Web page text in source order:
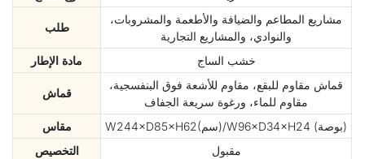
طلب
مشاريع المطاعم والضيافة والأطعمة والمشروبات،
والنوادي، والمشاريع التجارية
مادة الإطار
خشب الساج
قماش
قماش مقاوم للبقع، مقاوم للأشعة فوق البنفسجية،
مقاوم للماء، ورغوة سريعة الجفاف
مقاس
W244×D85×H62(سم)/W96×D34×H24 (بوصة)
التخصيص
مقبول